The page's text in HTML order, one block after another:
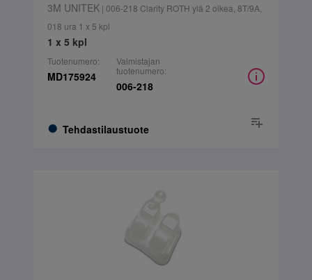
3M UNITEK| 006-218 Clarity ROTH ylä 2 oikea, 8T/9A,
018 ura 1 x 5 kpl
1 x 5 kpl
Tuotenumero:
MD175924
Tehdastilaustuote
Valmistajan
tuotenumero:
006-218